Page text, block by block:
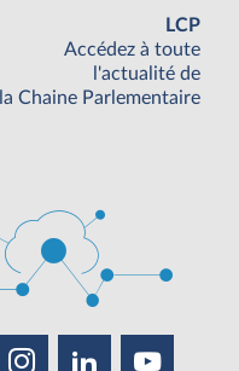
LCP
Accédez à toute
l'actualité de
la Chaine Parlementaire